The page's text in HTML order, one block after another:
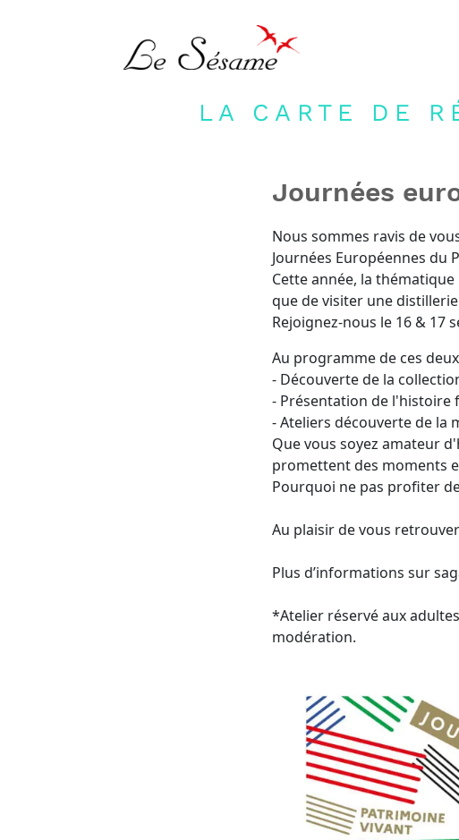
LA CARTE DE
Journées
Nous sommes ravis de
Journées Européennes du
Cette année, la
que de visiter une
Rejoignez-nous le 16 & 17
Au programme de ces
- Découverte de la
- Présentation de l'histoire
- Ateliers découverte de la
Que vous soyez amateur
promettent des moments
Pourquoi ne pas profiter
Au plaisir de vous
Plus d’informations sur
*Atelier réservé aux
modération.